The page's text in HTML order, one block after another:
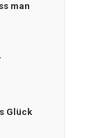
man
Glück